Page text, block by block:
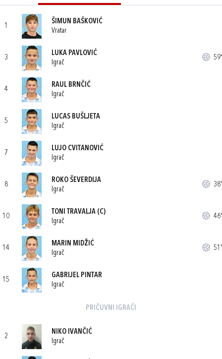
1
ŠIMUN BAŠKOVIĆ
Vratar
3
LUKA PAVLOVIĆ
Igrač
59'
4
RAUL BRNČIĆ
Igrač
5
LUCAS BUŠLJETA
Igrač
7
LUJO CVITANOVIĆ
Igrač
8
ROKO ŠEVERDIJA
Igrač
38'
10
TONI TRAVALJA (C)
Igrač
46'
14
MARIN MIDŽIĆ
Igrač
51'
15
GABRIJEL PINTAR
Igrač
PRIČUVNI IGRAČI
2
NIKO IVANČIĆ
Igrač